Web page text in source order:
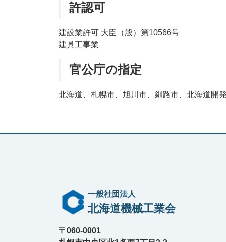
許認可
建設業許可 大臣（般）第10566号
建具工事業
官公庁の指定
北海道、札幌市、旭川市、釧路市、北海道
一般社団法人
北海道機械工業会
〒060-0001